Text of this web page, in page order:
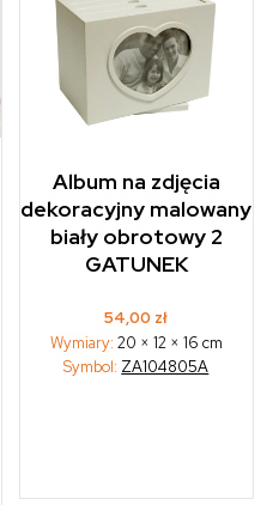
Album na zdjęcia
dekoracyjny malowany
biały obrotowy 2
GATUNEK
54,00 zł
Wymiary: 20 × 12 × 16 cm
Symbol: ZA104805A